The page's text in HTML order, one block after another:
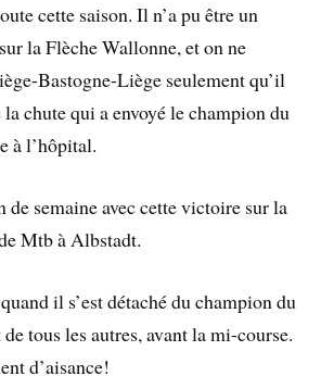
cette saison. Il n’a pu être un
la Flèche Wallonne, et on ne
Bastogne-Liège seulement qu’il
la chute qui a envoyé le champion du
à l’hôpital.
de semaine avec cette victoire sur la
Mtb à Albstadt.
il s’est détaché du champion du
tous les autres, avant la mi-course.
d’aisance!